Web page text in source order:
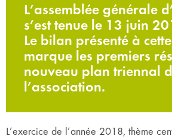
L’assemblée générale
s’est tenue le 13 juin
Le bilan présenté à
marque les premiers
nouveau plan triennal
l’association.
L’exercice de l’année 2018, thème